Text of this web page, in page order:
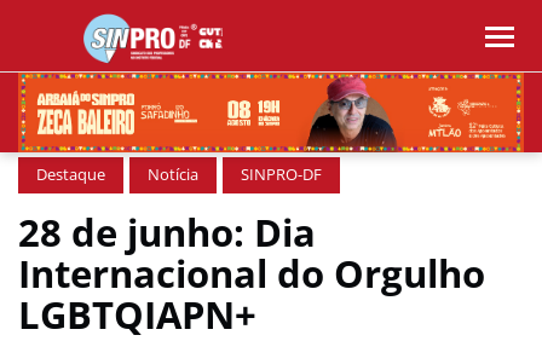
Destaque Notícia SINPRO-DF
28 de junho: Dia
Internacional do Orgulho
LGBTQIAPN+